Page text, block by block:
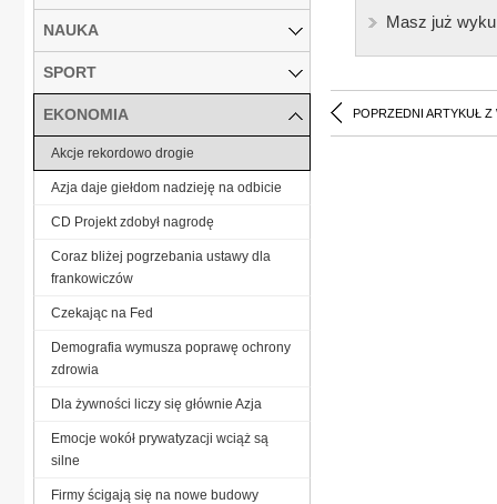
Masz już
POPRZEDNI ARTYKUŁ Z
NAUKA
SPORT
EKONOMIA
Akcje rekordowo drogie
Azja daje giełdom nadzieję na odbicie
CD Projekt zdobył nagrodę
Coraz bliżej pogrzebania ustawy dla
frankowiczów
Czekając na Fed
Demografia wymusza poprawę ochrony
zdrowia
Dla żywności liczy się głównie Azja
Emocje wokół prywatyzacji wciąż są
silne
Firmy ścigają się na nowe budowy